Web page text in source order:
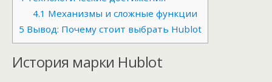
4.1 Механизмы и сложные функции
5 Вывод: Почему стоит выбрать Hublot
История марки Hublot